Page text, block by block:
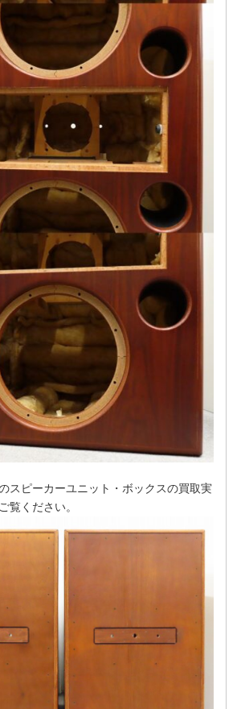
スピーカーユニット・ボックスの買取実
覧ください。